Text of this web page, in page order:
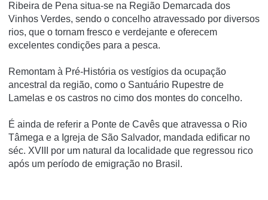
Ribeira de Pena situa-se na Região Demarcada dos
Vinhos Verdes, sendo o concelho atravessado por diversos
rios, que o tornam fresco e verdejante e oferecem
excelentes condições para a pesca.
Remontam à Pré-História os vestígios da ocupação
ancestral da região, como o Santuário Rupestre de
Lamelas e os castros no cimo dos montes do concelho.
É ainda de referir a Ponte de Cavês que atravessa o Rio
Tâmega e a Igreja de São Salvador, mandada edificar no
séc. XVIII por um natural da localidade que regressou rico
após um período de emigração no Brasil.